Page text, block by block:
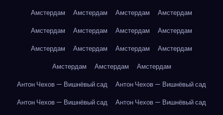
Амстердам
Амстердам Амстердам
Амстердам
Амстердам
Амстердам Амстердам
Амстердам
Амстердам
Амстердам Амстердам
Амстердам
Амстердам
Амстердам
Амстердам
Антон Чехов — Вишнёвый сад
Антон Чехов — Вишнёвый сад
Антон Чехов — Вишнёвый сад
Антон Чехов — Вишнёвый сад